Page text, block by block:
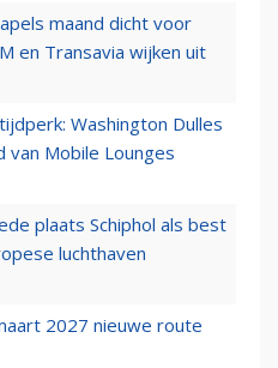
maand dicht voor
en Transavia wijken uit
Washington Dulles
van Mobile Lounges
plaats Schiphol als best
luchthaven
2027 nieuwe route